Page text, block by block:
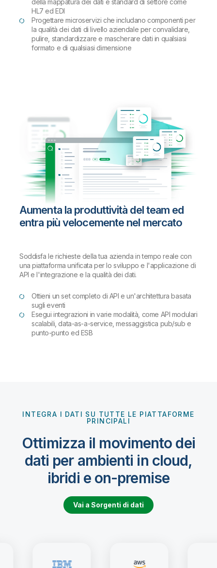
della mappatura dei dati e standard di settore come
HL7 ed EDI
Progettare microservizi che includano componenti per
la qualità dei dati di livello aziendale per convalidare,
pulire, standardizzare e mascherare dati in qualsiasi
formato e di qualsiasi dimensione
Aumenta la produttività del team ed
entra più velocemente nel mercato
Soddisfa le richieste della tua azienda in tempo reale con
una piattaforma unificata per lo sviluppo e l'applicazione di
API e l'integrazione e la qualità dei dati.
Ottieni un set completo di API e un'architettura basata
sugli eventi
Esegui integrazioni in varie modalità, come API modulari
scalabili, data-as-a-service, messaggistica pub/sub e
punto-punto ed ESB
INTEGRA I DATI SU TUTTE LE PIATTAFORME
PRINCIPALI
Ottimizza il movimento dei
dati per ambienti in cloud,
ibridi e on-premise
Vai a Sorgenti di dati